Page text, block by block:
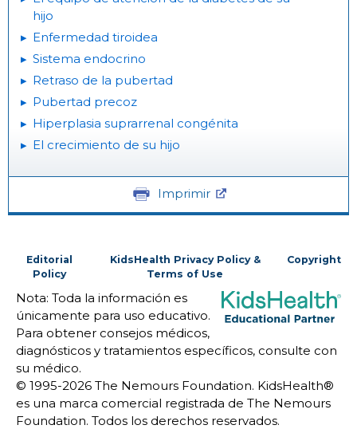
hijo
Enfermedad tiroidea
Sistema endocrino
Retraso de la pubertad
Pubertad precoz
Hiperplasia suprarrenal congénita
El crecimiento de su hijo
Imprimir
Editorial
Policy
KidsHealth Privacy Policy &
Terms of Use
Copyright
Nota: Toda la información es
únicamente para uso educativo.
Para obtener consejos médicos,
diagnósticos y tratamientos específicos, consulte con
su médico.
© 1995-2026 The Nemours Foundation. KidsHealth®
es una marca comercial registrada de The Nemours
Foundation. Todos los derechos reservados.